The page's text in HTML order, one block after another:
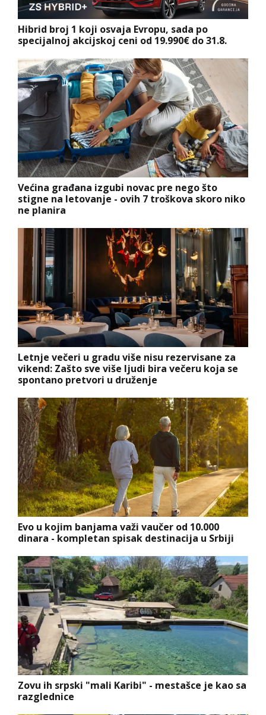
Hibrid broj 1 koji osvaja Evropu, sada po
specijalnoj akcijskoj ceni od 19.990€ do 31.8.
Većina građana izgubi novac pre nego što
stigne na letovanje - ovih 7 troškova skoro niko
ne planira
Letnje večeri u gradu više nisu rezervisane za
vikend: Zašto sve više ljudi bira večeru koja se
spontano pretvori u druženje
Evo u kojim banjama važi vaučer od 10.000
dinara - kompletan spisak destinacija u Srbiji
Zovu ih srpski "mali Karibi" - mestašce je kao sa
razglednice